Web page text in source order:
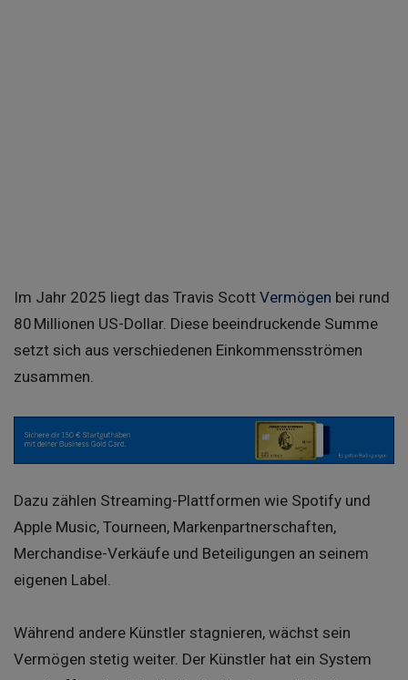
Im Jahr 2025 liegt das Travis Scott Vermögen bei rund
80 Millionen US-Dollar. Diese beeindruckende Summe
setzt sich aus verschiedenen Einkommensströmen
zusammen.
Dazu zählen Streaming-Plattformen wie Spotify und
Apple Music, Tourneen, Markenpartnerschaften,
Merchandise-Verkäufe und Beteiligungen an seinem
eigenen Label.
Während andere Künstler stagnieren, wächst sein
Vermögen stetig weiter. Der Künstler hat ein System